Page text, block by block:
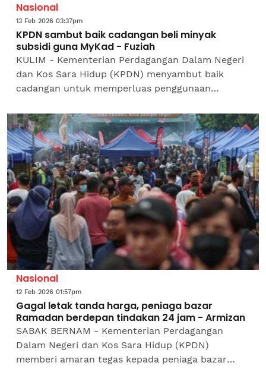
Nasional
13 Feb 2026 03:37pm
KPDN sambut baik cadangan beli minyak
subsidi guna MyKad - Fuziah
KULIM - Kementerian Perdagangan Dalam Negeri
dan Kos Sara Hidup (KPDN) menyambut baik
cadangan untuk memperluas penggunaan
integrasi dengan sistem...
Nasional
12 Feb 2026 01:57pm
Gagal letak tanda harga, peniaga bazar
Ramadan berdepan tindakan 24 jam - Armizan
SABAK BERNAM - Kementerian Perdagangan
Dalam Negeri dan Kos Sara Hidup (KPDN)
memberi amaran tegas kepada peniaga bazar